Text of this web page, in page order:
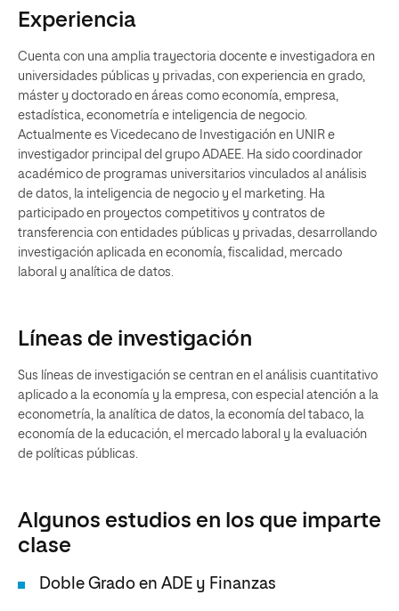
Experiencia
Cuenta con una amplia trayectoria docente e investigadora en
universidades públicas y privadas, con experiencia en grado,
máster y doctorado en áreas como economía, empresa,
estadística, econometría e inteligencia de negocio.
Actualmente es Vicedecano de Investigación en UNIR e
investigador principal del grupo ADAEE. Ha sido coordinador
académico de programas universitarios vinculados al análisis
de datos, la inteligencia de negocio y el marketing. Ha
participado en proyectos competitivos y contratos de
transferencia con entidades públicas y privadas, desarrollando
investigación aplicada en economía, fiscalidad, mercado
laboral y analítica de datos.
Líneas de investigación
Sus líneas de investigación se centran en el análisis cuantitativo
aplicado a la economía y la empresa, con especial atención a la
econometría, la analítica de datos, la economía del tabaco, la
economía de la educación, el mercado laboral y la evaluación
de políticas públicas.
Algunos estudios en los que imparte
clase
Doble Grado en ADE y Finanzas